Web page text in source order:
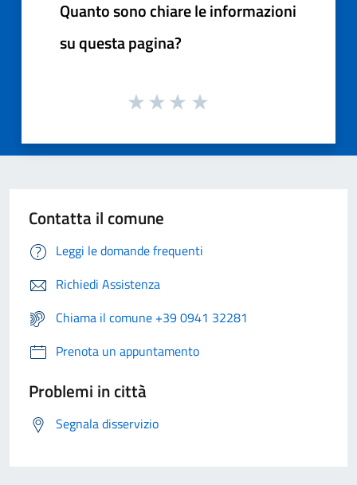
Quanto sono chiare le informazioni
su questa pagina?
Contatta il comune
Leggi le domande frequenti
Richiedi Assistenza
Chiama il comune +39 0941 32281
Prenota un appuntamento
Problemi in città
Segnala disservizio